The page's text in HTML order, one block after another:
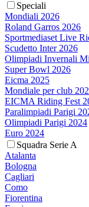
Speciali
Mondiali 2026
Roland Garros 2026
Sportmediaset Live
Scudetto Inter 2026
Olimpiadi Invernali
Super Bowl 2026
Eicma 2025
Mondiale per club
EICMA Riding Fest
Paralimpiadi Parigi
Olimpiadi Parigi 2024
Euro 2024
Squadra Serie A
Atalanta
Bologna
Cagliari
Como
Fiorentina